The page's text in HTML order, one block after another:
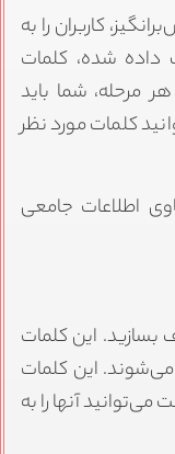
کاربران را به
داده شده، کلمات
مرحله، شما باید
کلمات مورد نظر
اطلاعات جامعی
این کلمات
می‌شوند. این کلمات
آنها را به